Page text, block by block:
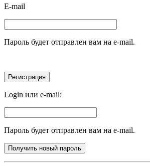
E-mail
Пароль будет отправлен вам на e-mail.
Login или e-mail:
Пароль будет отправлен вам на e-mail.